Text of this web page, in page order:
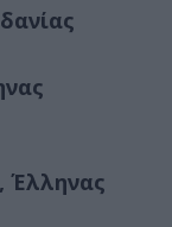
Έλληνας